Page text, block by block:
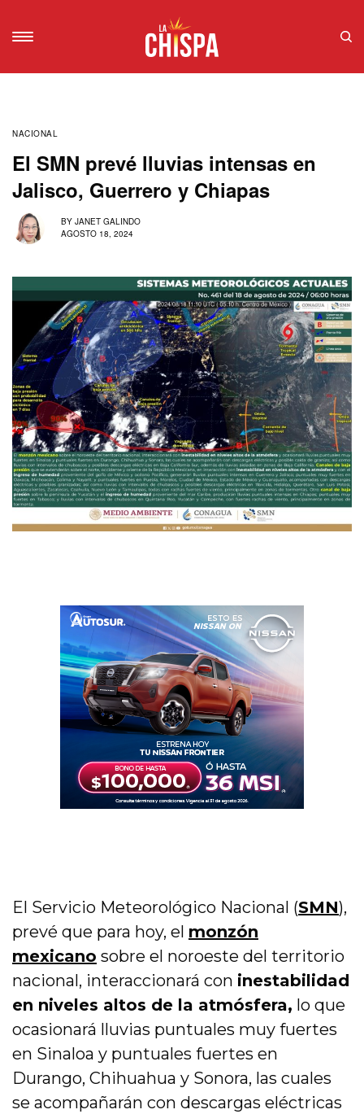
NACIONAL
El SMN prevé lluvias intensas en
Jalisco, Guerrero y Chiapas
BY JANET GALINDO
AGOSTO 18, 2024
El Servicio Meteorológico Nacional (SMN),
prevé que para hoy, el monzón
mexicano sobre el noroeste del territorio
nacional, interaccionará con inestabilidad
en niveles altos de la atmósfera, lo que
ocasionará lluvias puntuales muy fuertes
en Sinaloa y puntuales fuertes en
Durango, Chihuahua y Sonora, las cuales
se acompañarán con descargas eléctricas